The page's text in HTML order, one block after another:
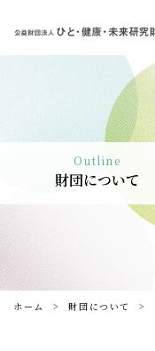
Outline
財団について
ホーム 財団について